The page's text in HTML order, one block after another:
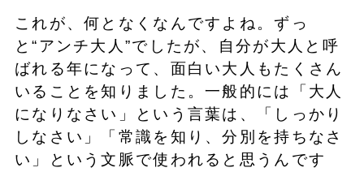
これが、何となくなんですよね。ずっ
と“アンチ大人”でしたが、自分が大人と呼
ばれる年になって、面白い大人もたくさん
いることを知りました。一般的には「大人
になりなさい」という言葉は、「しっかり
しなさい」「常識を知り、分別を持ちなさ
い」という文脈で使われると思うんです